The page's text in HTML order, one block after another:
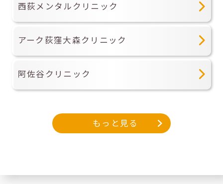
西荻メンタルクリニック
アーク荻窪大森クリニック
阿佐谷クリニック
もっと見る